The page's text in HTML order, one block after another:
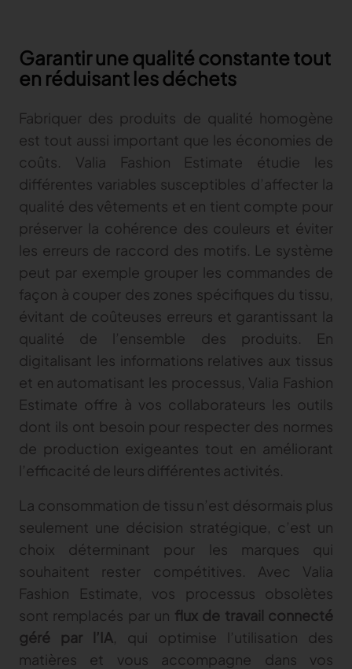
Garantir une qualité constante tout
en réduisant les déchets
Fabriquer des produits de qualité homogène
est tout aussi important que les économies de
coûts. Valia Fashion Estimate étudie les
différentes variables susceptibles d’affecter la
qualité des vêtements et en tient compte pour
préserver la cohérence des couleurs et éviter
les erreurs de raccord des motifs. Le système
peut par exemple grouper les commandes de
façon à couper des zones spécifiques du tissu,
évitant de coûteuses erreurs et garantissant la
qualité de l’ensemble des produits. En
digitalisant les informations relatives aux tissus
et en automatisant les processus, Valia Fashion
Estimate offre à vos collaborateurs les outils
dont ils ont besoin pour respecter des normes
de production exigeantes tout en améliorant
l’efficacité de leurs différentes activités.
La consommation de tissu n’est désormais plus
seulement une décision stratégique, c’est un
choix déterminant pour les marques qui
souhaitent rester compétitives. Avec Valia
Fashion Estimate, vos processus obsolètes
sont remplacés par un flux de travail connecté
géré par l’IA, qui optimise l’utilisation des
matières et vous accompagne dans vos